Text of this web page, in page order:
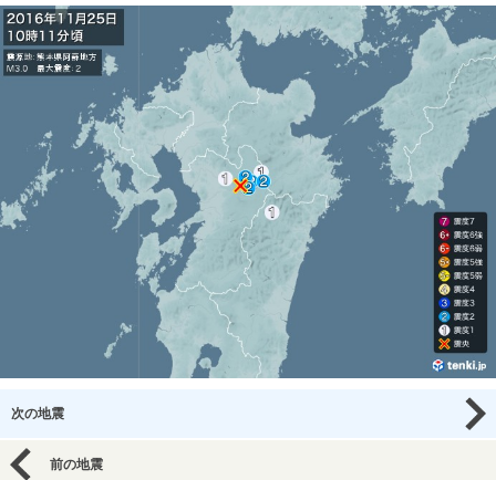
次の地震
前の地震